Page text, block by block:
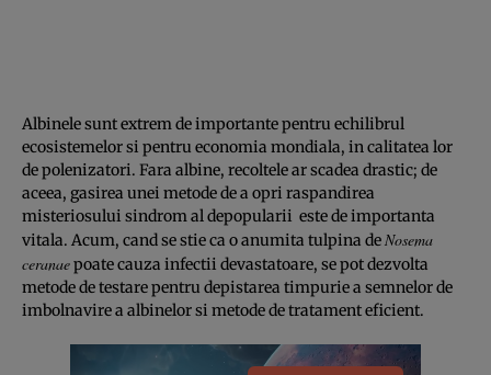
Albinele sunt extrem de importante pentru echilibrul
ecosistemelor si pentru economia mondiala, in calitatea lor
de polenizatori. Fara albine, recoltele ar scadea drastic; de
aceea, gasirea unei metode de a opri raspandirea
misteriosului sindrom al depopularii este de importanta
vitala. Acum, cand se stie ca o anumita tulpina de Nosema
ceranaepoate cauza infectii devastatoare, se pot dezvolta
metode de testare pentru depistarea timpurie a semnelor de
imbolnavire a albinelor si metode de tratament eficient.